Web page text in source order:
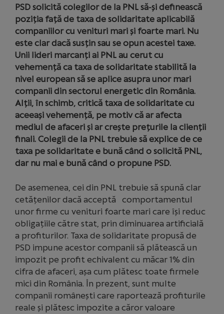
PSD solicită colegilor de la PNL să-și definească
poziția față de taxa de solidaritate aplicabilă
companiilor cu venituri mari și foarte mari. Nu
este clar dacă susțin sau se opun acestei taxe.
Unii lideri marcanți ai PNL au cerut cu
vehemență ca taxa de solidaritate stabilită la
nivel european să se aplice asupra unor mari
companii din sectorul energetic din România.
Alții, în schimb, critică taxa de solidaritate cu
aceeași vehemență, pe motiv că ar afecta
mediul de afaceri și ar crește prețurile la clienții
finali. Colegii de la PNL trebuie să explice de ce
taxa pe solidaritate e bună când o solicită PNL,
dar nu mai e bună când o propune PSD.
De asemenea, cei din PNL trebuie să spună clar
cetățenilor dacă acceptă comportamentul
unor firme cu venituri foarte mari care își reduc
obligațiile către stat, prin diminuarea artificială
a profiturilor. Taxa de solidaritate propusă de
PSD impune acestor companii să plătească un
impozit pe profit echivalent cu măcar 1% din
cifra de afaceri, așa cum plătesc toate firmele
mici din România. În prezent, sunt multe
companii românești care raportează profiturile
reale și plătesc impozite a căror valoare